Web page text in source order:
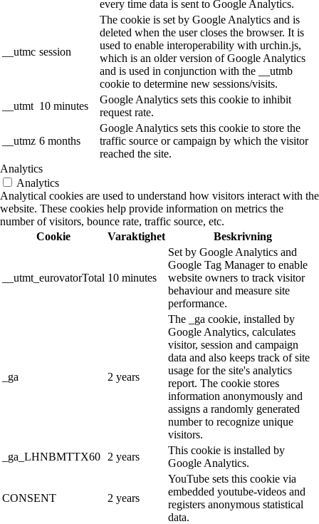
every time data is sent to Google Analytics.
__utmc session
The cookie is set by Google Analytics and is
deleted when the user closes the browser. It is
used to enable interoperability with urchin.js,
which is an older version of Google Analytics
and is used in conjunction with the __utmb
cookie to determine new sessions/visits.
__utmt 10 minutes
Google Analytics sets this cookie to inhibit
request rate.
__utmz 6 months
Google Analytics sets this cookie to store the
traffic source or campaign by which the visitor
reached the site.
Analytics
Analytics
Analytical cookies are used to understand how visitors interact with the
website. These cookies help provide information on metrics the
number of visitors, bounce rate, traffic source, etc.
Cookie
Varaktighet Beskrivning
__utmt_eurovatorTotal 10 minutes
Set by Google Analytics and
Google Tag Manager to enable
website owners to track visitor
behaviour and measure site
performance.
_ga 2 years
The _ga cookie, installed by
Google Analytics, calculates
visitor, session and campaign
data and also keeps track of site
usage for the site's analytics
report. The cookie stores
information anonymously and
assigns a randomly generated
number to recognize unique
visitors.
_ga_LHNBMTTX60
2 years
This cookie is installed by
Google Analytics.
CONSENT 2 years
YouTube sets this cookie via
embedded youtube-videos and
registers anonymous statistical
data.